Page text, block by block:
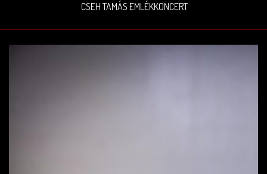
CSEH TAMÁS EMLÉKKONCERT